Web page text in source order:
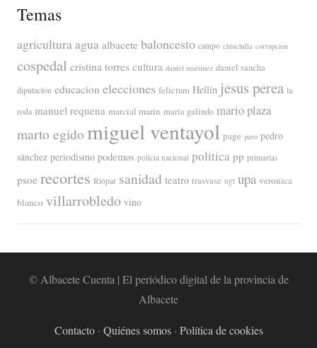
Temas
agriculturaagua albacete baloncesto campo chinchilla corrupcion
cospedal cristina torres cultura daniel martinez daniel sancha
diputacion educacion elecciones felicium Hellín jesus perea la
roda manuel requena marcial marin maria galindo mario plaza
marto egidomiguel ventayol page paro pedro
sánchez periodismo podemos policia nacional politica pp primarias
psoe recortes Riópar sanidad teatro trasvase ugt upa veronica
blanco villarrobledo vino
© Albacete Cuenta | El periódico digital de la provincia de
Albacete
Contacto· Quiénes somos· Política de cookies